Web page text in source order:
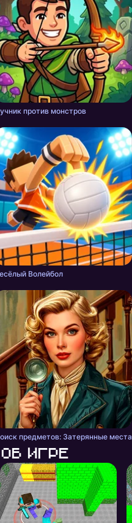
против монстров
Волейбол
предметов: Затерянные места
Об игре